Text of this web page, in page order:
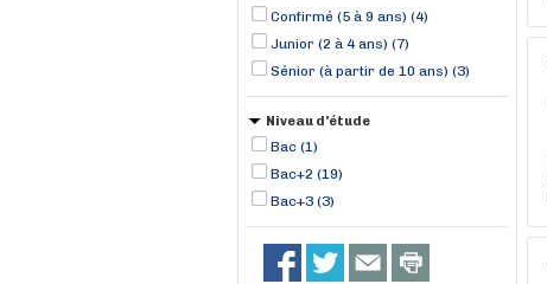
Confirmé (5 à 9 ans) (4)
Junior (2 à 4 ans) (7)
Sénior (à partir de 10 ans) (3)
Niveau d'étude
Bac (1)
Bac+2 (19)
Bac+3 (3)